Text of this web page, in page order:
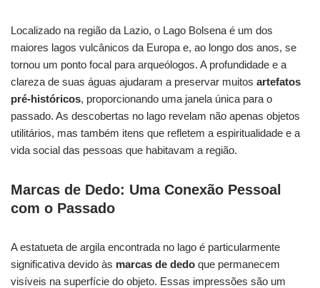
Localizado na região da Lazio, o Lago Bolsena é um dos
maiores lagos vulcânicos da Europa e, ao longo dos anos, se
tornou um ponto focal para arqueólogos. A profundidade e a
clareza de suas águas ajudaram a preservar muitos artefatos
pré-históricos, proporcionando uma janela única para o
passado. As descobertas no lago revelam não apenas objetos
utilitários, mas também itens que refletem a espiritualidade e a
vida social das pessoas que habitavam a região.
Marcas de Dedo: Uma Conexão Pessoal
com o Passado
A estatueta de argila encontrada no lago é particularmente
significativa devido às marcas de dedo que permanecem
visíveis na superfície do objeto. Essas impressões são um